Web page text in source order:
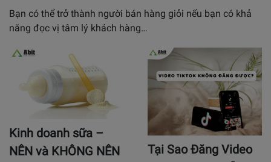
Bạn có thể trở thành người bán hàng giỏi nếu bạn có khả
năng đọc vị tâm lý khách hàng…
Kinh doanh sữa –
NÊN và KHÔNG NÊN
Tại Sao Đăng Video